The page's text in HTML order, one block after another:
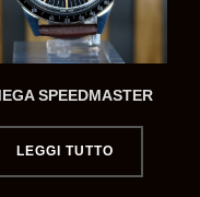
SPEEDMASTER
LEGGI TUTTO